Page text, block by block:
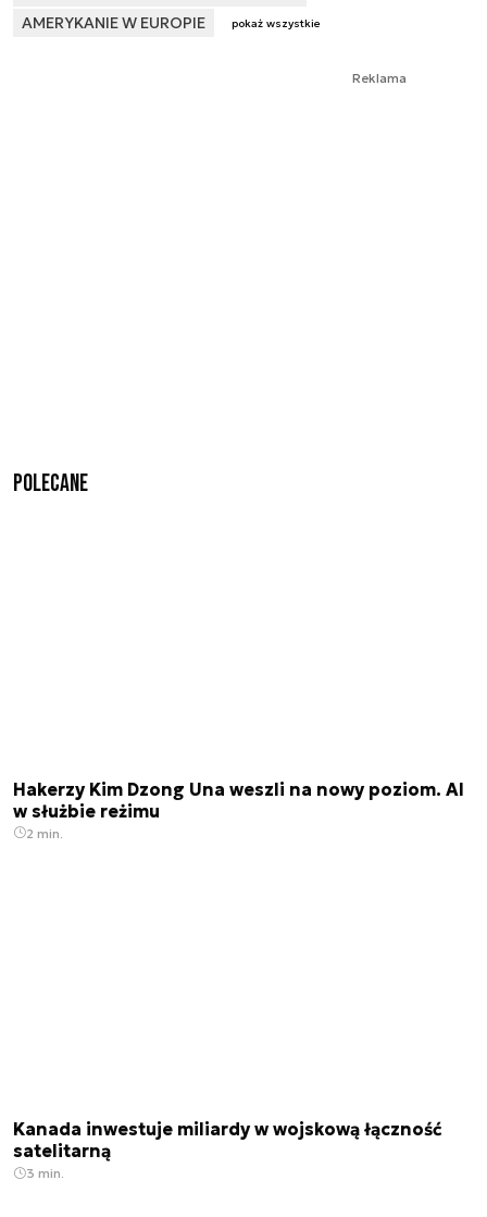
AMERYKANIE W EUROPIE
pokaż wszystkie
Reklama
Polecane
Hakerzy Kim Dzong Una weszli na nowy poziom. AI
w służbie reżimu
2 min.
Kanada inwestuje miliardy w wojskową łączność
satelitarną
3 min.